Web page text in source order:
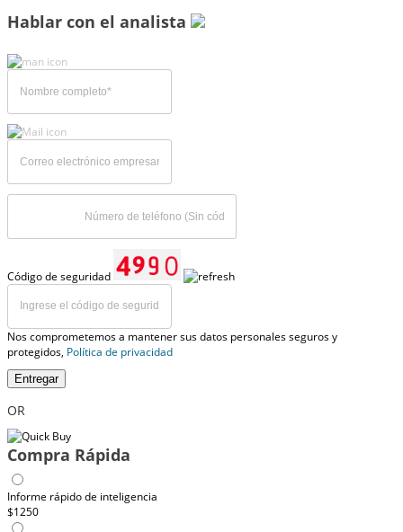
Hablar con el analista
Código de seguridad
Nos comprometemos a mantener sus datos personales seguros y
protegidos, Política de privacidad
Entregar
OR
Compra Rápida
Informe rápido de inteligencia
$1250